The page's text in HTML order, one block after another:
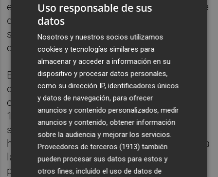
estos días una red estratégica indispensable
que no solo contribuye a la estabilidad
socioeconómica de la provincia sino que la
conecta internacionalmente.
El día ha comenzado con una presentación
de
Junior Desenzi,de Equipe Ceramicas,
con datos reales de operación del horno
100% eléctrico que lleva dos años en
servicio en una sus plantas productivas. Se
ha realizado un buen análisis yendo directo a
la cuestión, aportando datos muy valiosos y
presentando las perspectivas del segundo
Uso responsable de sus
datos
Nosotros y nuestros socios utilizamos
cookies y tecnologías similares para
almacenar y acceder a información en su
dispositivo y procesar datos personales,
como su dirección IP, identificadores únicos
y datos de navegación, para ofrecer
anuncios y contenido personalizados, medir
anuncios y contenido, obtener información
sobre la audiencia y mejorar los servicios.
Proveedores de terceros (1913) también
pueden procesar sus datos para estos y
otros fines, incluido el uso de datos de